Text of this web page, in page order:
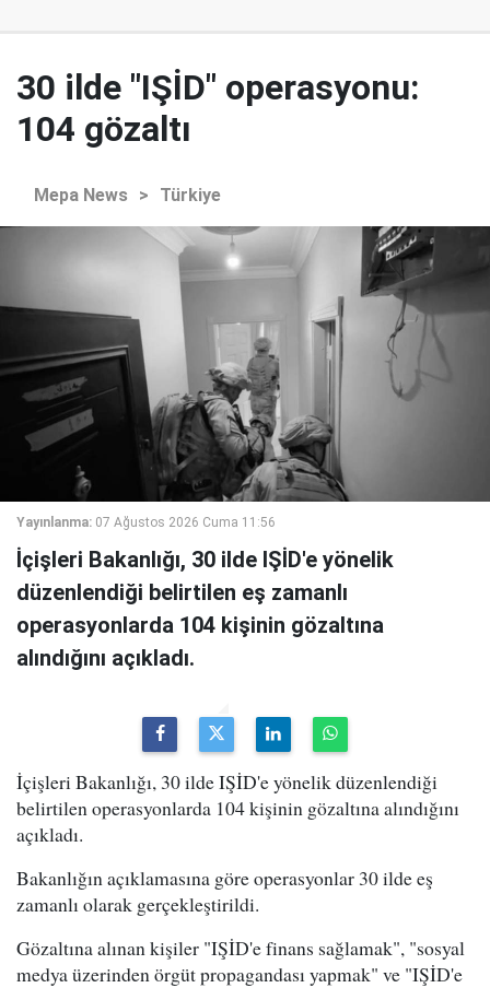
30 ilde "IŞİD" operasyonu:
104 gözaltı
Mepa News > Türkiye
Yayınlanma: 07 Ağustos 2026 Cuma 11:56
İçişleri Bakanlığı, 30 ilde IŞİD'e yönelik
düzenlendiği belirtilen eş zamanlı
operasyonlarda 104 kişinin gözaltına
alındığını açıkladı.
İçişleri Bakanlığı, 30 ilde IŞİD'e yönelik düzenlendiği
belirtilen operasyonlarda 104 kişinin gözaltına alındığını
açıkladı.
Bakanlığın açıklamasına göre operasyonlar 30 ilde eş
zamanlı olarak gerçekleştirildi.
Gözaltına alınan kişiler "IŞİD'e finans sağlamak", "sosyal
medya üzerinden örgüt propagandası yapmak" ve "IŞİD'e